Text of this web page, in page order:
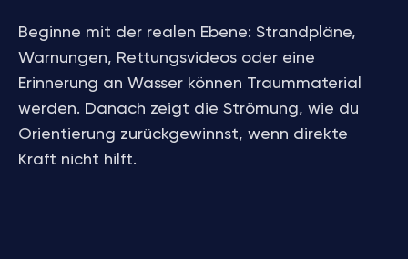
Beginne mit der realen Ebene: Strandpläne,
Warnungen, Rettungsvideos oder eine
Erinnerung an Wasser können Traummaterial
werden. Danach zeigt die Strömung, wie du
Orientierung zurückgewinnst, wenn direkte
Kraft nicht hilft.